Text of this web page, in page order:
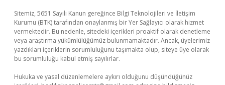
Sitemiz, 5651 Sayılı Kanun gereğince Bilgi Teknolojileri ve İletişim
Kurumu (BTK) tarafından onaylanmış bir Yer Sağlayıcı olarak hizmet
vermektedir. Bu nedenle, sitedeki içerikleri proaktif olarak denetleme
veya araştırma yükümlülüğümüz bulunmamaktadır. Ancak, üyelerimiz
yazdıkları içeriklerin sorumluluğunu taşımakta olup, siteye üye olarak
bu sorumluluğu kabul etmiş sayılırlar.
Hukuka ve yasal düzenlemelere aykırı olduğunu düşündüğünüz